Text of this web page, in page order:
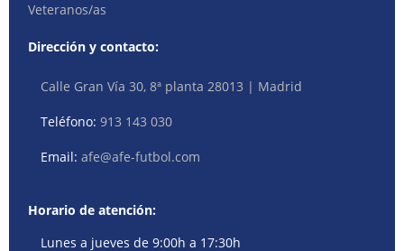
Veteranos/as
Dirección y contacto:
Calle Gran Vía 30, 8ª planta 28013 | Madrid
Teléfono:913 143 030
Email:afe@afe-futbol.com
Horario de atención:
Lunes a jueves de 9:00h a 17:30h